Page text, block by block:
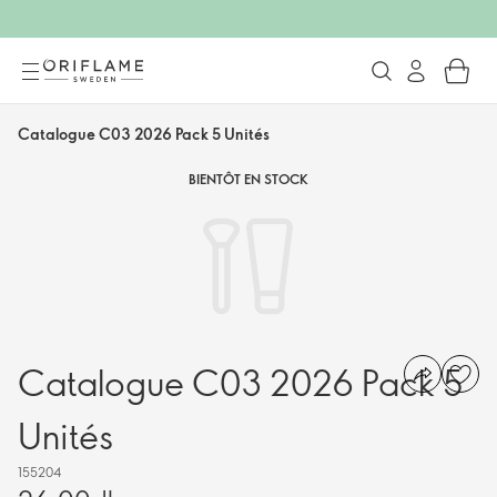
Catalogue C03 2026 Pack 5 Unités
BIENTÔT EN STOCK
Catalogue C03 2026 Pack 5
Unités
155204